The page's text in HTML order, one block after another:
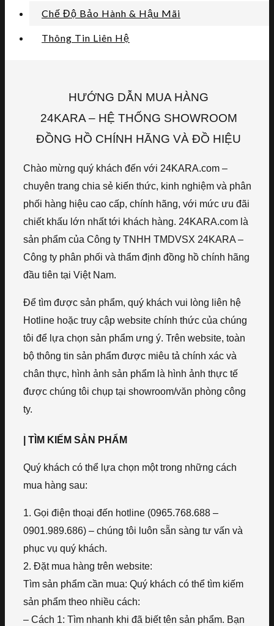
Chế Độ Bảo Hành & Hậu Mãi
Thông Tin Liên Hệ
HƯỚNG DẪN MUA HÀNG
24KARA – HỆ THỐNG SHOWROOM
ĐỒNG HỒ CHÍNH HÃNG VÀ ĐỒ HIỆU
Chào mừng quý khách đến với 24KARA.com –
chuyên trang chia sẻ kiến thức, kinh nghiệm và phân
phối hàng hiệu cao cấp, chính hãng, với mức ưu đãi
chiết khấu lớn nhất tới khách hàng. 24KARA.com là
sản phẩm của Công ty TNHH TMDVSX 24KARA –
Công ty phân phối và thẩm định đồng hồ chính hãng
đầu tiên tại Việt Nam.
Để tìm được sản phẩm, quý khách vui lòng liên hệ
Hotline hoặc truy cập website chính thức của chúng
tôi để lựa chọn sản phẩm ưng ý. Trên website, toàn
bộ thông tin sản phẩm được miêu tả chính xác và
chân thực, hình ảnh sản phẩm là hình ảnh thực tế
được chúng tôi chụp tại showroom/văn phòng công
ty.
| TÌM KIẾM SẢN PHẨM
Quý khách có thể lựa chọn một trong những cách
mua hàng sau:
1. Gọi điện thoại đến hotline (0965.768.688 –
0901.989.686) – chúng tôi luôn sẵn sàng tư vấn và
phục vụ quý khách.
2. Đặt mua hàng trên website:
Tìm sản phẩm cần mua: Quý khách có thể tìm kiếm
sản phẩm theo nhiều cách:
– Cách 1: Tìm nhanh khi đã biết tên sản phẩm. Bạn